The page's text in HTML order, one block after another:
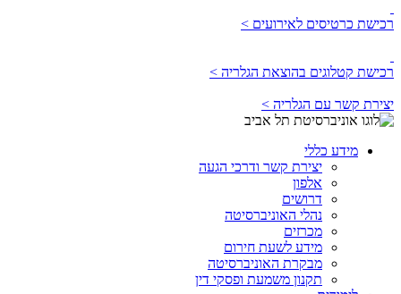
רכישת כרטיסים לאירועים >
רכישת קטלוגים בהוצאת הגלריה >
יצירת קשר עם הגלריה >
מידע כללי
יצירת קשר ודרכי הגעה
אלפון
דרושים
נהלי האוניברסיטה
מכרזים
מידע לשעת חירום
מבקרת האוניברסיטה
תקנון משמעת ופסקי דין